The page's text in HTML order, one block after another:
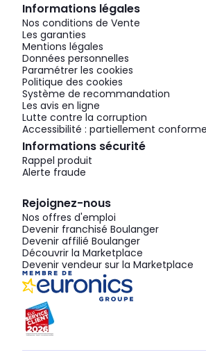
Informations légales
Nos conditions de Vente
Les garanties
Mentions légales
Données personnelles
Paramétrer les cookies
Politique des cookies
Système de recommandation
Les avis en ligne
Lutte contre la corruption
Accessibilité : partiellement conforme
Informations sécurité
Rappel produit
Alerte fraude
Rejoignez-nous
Nos offres d'emploi
Devenir franchisé Boulanger
Devenir affilié Boulanger
Découvrir la Marketplace
Devenir vendeur sur la Marketplace